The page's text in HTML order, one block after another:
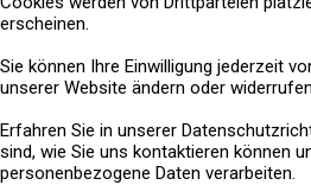
erscheinen.
Sie können Ihre Einwilligung jederzeit
unserer Website ändern oder
Erfahren Sie in unserer
sind, wie Sie uns kontaktieren können
personenbezogene Daten verarbeiten.